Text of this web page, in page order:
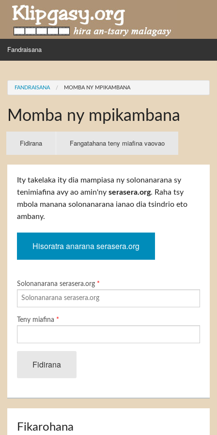
Skip to main content
MENU
Fandraisana
Hira nampidiriko
Hira tiako
Fidirana
You are here
FANDRAISANA MOMBA NY MPIKAMBANA
Momba ny mpikambana
Primary tabs
Fidirana Fangatahana teny miafina vaovao
Ity takelaka ity dia mampiasa ny solonanarana sy
tenimiafina avy ao amin'ny serasera.org. Raha tsy
mbola manana solonanarana ianao dia tsindrio eto
ambany.
Hisoratra anarana serasera.org
Solonanarana serasera.org *
Teny miafina *
Fidirana
Fikarohana